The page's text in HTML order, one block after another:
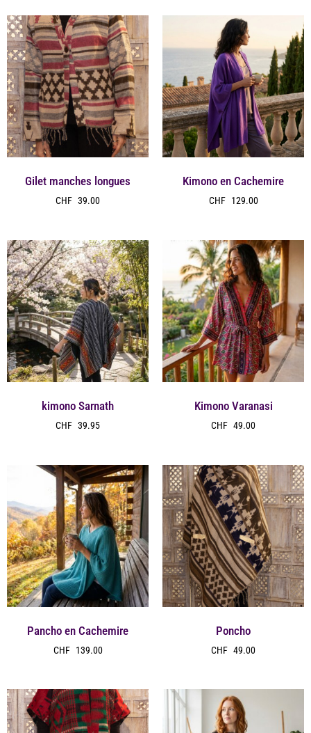
Gilet manches longues
CHF 39.00
Kimono en Cachemire
CHF 129.00
kimono Sarnath
CHF 39.95
Kimono Varanasi
CHF 49.00
Pancho en Cachemire
CHF 139.00
Poncho
CHF 49.00